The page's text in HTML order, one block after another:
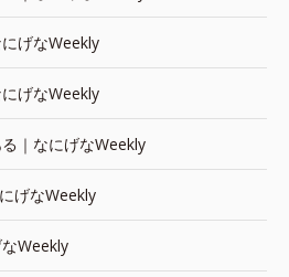
げなWeekly
げなWeekly
｜なにげなWeekly
げなWeekly
Weekly